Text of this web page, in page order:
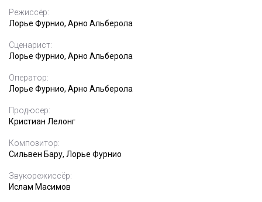
Режиссёр:
Лорье Фурнио, Арно Альберола
Сценарист:
Лорье Фурнио, Арно Альберола
Оператор:
Лорье Фурнио, Арно Альберола
Продюсер:
Кристиан Лелонг
Композитор:
Сильвен Бару, Лорье Фурнио
Звукорежиссёр:
Ислам Масимов